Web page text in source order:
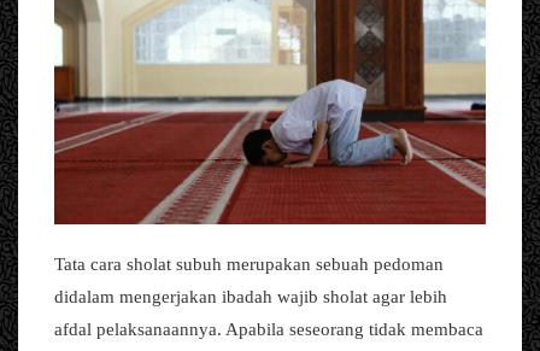
Tata cara sholat subuh merupakan sebuah pedoman
didalam mengerjakan ibadah wajib sholat agar lebih
afdal pelaksanaannya. Apabila seseorang tidak membaca